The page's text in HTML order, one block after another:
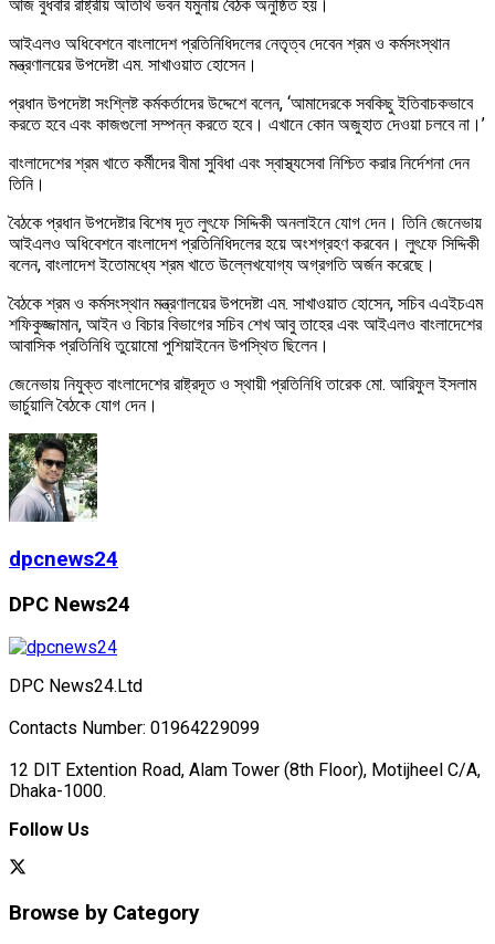
আজ বুধবার রাষ্ট্রীয় অতিথি ভবন যমুনায় বৈঠক অনুষ্ঠিত হয়।
আইএলও অধিবেশনে বাংলাদেশ প্রতিনিধিদলের নেতৃত্ব দেবেন শ্রম ও কর্মসংস্থান
মন্ত্রণালয়ের উপদেষ্টা এম. সাখাওয়াত হোসেন।
প্রধান উপদেষ্টা সংশ্লিষ্ট কর্মকর্তাদের উদ্দেশে বলেন, ‘আমাদেরকে সবকিছু ইতিবাচকভাবে
করতে হবে এবং কাজগুলো সম্পন্ন করতে হবে। এখানে কোন অজুহাত দেওয়া চলবে না।’
বাংলাদেশের শ্রম খাতে কর্মীদের বীমা সুবিধা এবং স্বাস্থ্যসেবা নিশ্চিত করার নির্দেশনা দেন
তিনি।
বৈঠকে প্রধান উপদেষ্টার বিশেষ দূত লুৎফে সিদ্দিকী অনলাইনে যোগ দেন। তিনি জেনেভায়
আইএলও অধিবেশনে বাংলাদেশ প্রতিনিধিদলের হয়ে অংশগ্রহণ করবেন। লুৎফে সিদ্দিকী
বলেন, বাংলাদেশ ইতোমধ্যে শ্রম খাতে উল্লেখযোগ্য অগ্রগতি অর্জন করেছে।
বৈঠকে শ্রম ও কর্মসংস্থান মন্ত্রণালয়ের উপদেষ্টা এম. সাখাওয়াত হোসেন, সচিব এএইচএম
শফিকুজ্জামান, আইন ও বিচার বিভাগের সচিব শেখ আবু তাহের এবং আইএলও বাংলাদেশের
আবাসিক প্রতিনিধি তুয়োমো পুশিয়াইনেন উপস্থিত ছিলেন।
জেনেভায় নিযুক্ত বাংলাদেশের রাষ্ট্রদূত ও স্থায়ী প্রতিনিধি তারেক মো. আরিফুল ইসলাম
ভার্চুয়ালি বৈঠকে যোগ দেন।
dpcnews24
DPC News24
DPC News24.Ltd
Contacts Number: 01964229099
12 DIT Extention Road, Alam Tower (8th Floor), Motijheel C/A,
Dhaka-1000.
Follow Us
Browse by Category